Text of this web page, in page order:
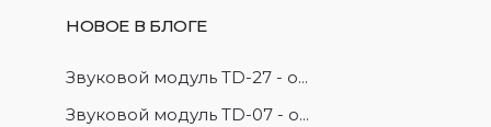
НОВОЕ В БЛОГЕ
Звуковой модуль TD-27 - о...
Звуковой модуль TD-07 - о...